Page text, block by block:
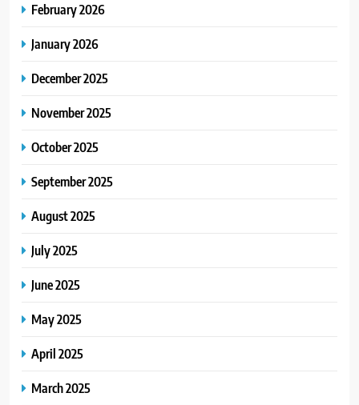
February 2026
January 2026
December 2025
November 2025
October 2025
September 2025
August 2025
July 2025
June 2025
May 2025
April 2025
March 2025